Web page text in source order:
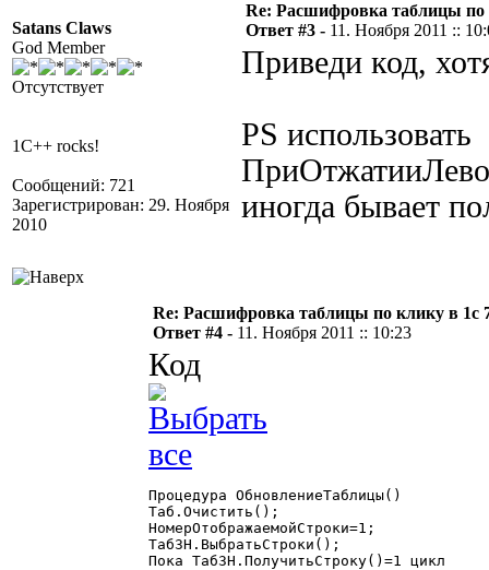
Satans Claws
God Member
Отсутствует
1C++ rocks!
Сообщений: 721
Зарегистрирован: 29. Ноября
2010
Re: Расшифровка таблицы по
Ответ #3 - 11. Ноября 2011 ::
Приведи код,
PS использовать
иногда бывает
Re: Расшифровка таблицы по клику в 1с
Ответ #4 - 11. Ноября 2011 :: 10:23
Код
Процедура ОбновлениеТаблицы()
Таб.Очистить();
НомерОтображаемойСтроки=1;
ТабЗН.ВыбратьСтроки();
Пока ТабЗН.ПолучитьСтроку()=1 цикл